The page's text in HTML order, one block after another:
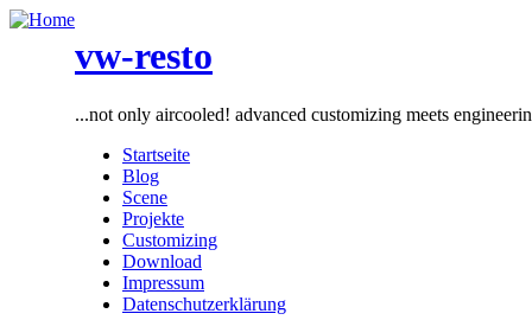
vw-resto
...not only aircooled! advanced customizing meets
Startseite
Blog
Scene
Projekte
Customizing
Download
Impressum
Datenschutzerklärung